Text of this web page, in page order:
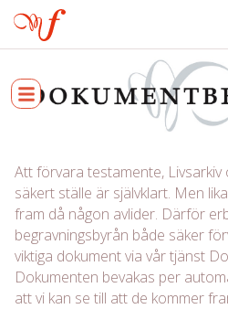
Att förvara testamente,
säkert ställe är självklart. Men
fram då någon avlider. Därför
begravningsbyrån både säker
viktiga dokument via vår tjänst
Dokumenten bevakas per
att vi kan se till att de kommer